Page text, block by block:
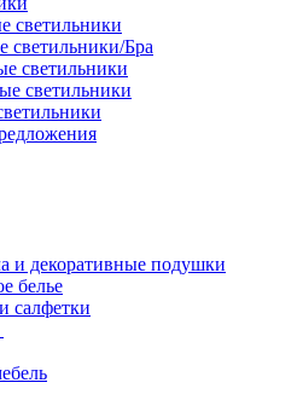
светильники
светильники/Бра
светильники
светильники
и декоративные подушки
белье
салфетки